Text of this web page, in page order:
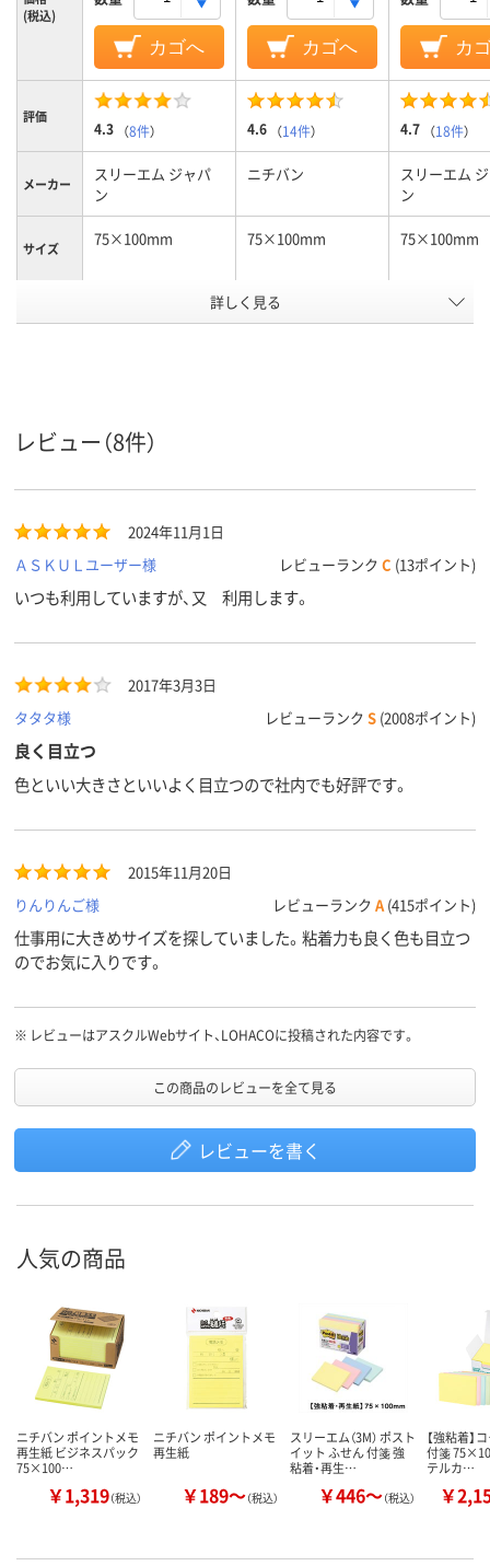
(税込)
カゴへ カゴへ カ
評価
4.3 （8件） 4.6 （14件） 4.7 （18件）
メーカー
スリーエム ジャパ
ン
ニチバン
スリーエム
ン
サイズ 75×100mm 75×100mm 75×100mm
通常粘着
ンク系、ブルー系
リーズ
アスクル
商品環境
スコア
120
詳しく見る
レビュー（8件）
2024年11月1日
ＡＳＫＵＬユーザー様
レビューランク C (13ポイント)
いつも利用していますが、又 利用します。
2017年3月3日
タタタ様
レビューランク S (2008ポイント)
良く目立つ
色といい大きさといいよく目立つので社内でも好評です。
2015年11月20日
りんりんご様
レビューランク A (415ポイント)
仕事用に大きめサイズを探していました。粘着力も良く色も目立つ
のでお気に入りです。
※ レビューはアスクルWebサイト、LOHACOに投稿された内容です。
この商品のレビューを全て見る
レビューを書く
人気の商品
ニチバン ポイントメモ
再生紙 ビジネスパック
75×100…
￥1,319（税込）
ニチバン ポイントメモ
再生紙
￥189～（税込）
スリーエム（3M） ポスト
イット ふせん 付箋 強
粘着・再生…
￥446～（税込）
【強粘着】
付箋
テルカ…
￥